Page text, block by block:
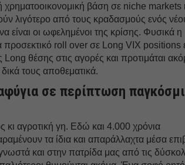
χρηματοοικονομική βάση σε niche
λιγότερο από τους κραδασμούς ενός
είναι οι ωφελημένοι της κρίσης. Φυσικά η
προσεκτικό roll over σε Long VIX positions
Long θέσης στις αγορές και προτιμάται
τους αποθεματικά.
σε περίπτωση
αγροτική γη. Εδώ και 4.000 χρόνια
τα ίδια και απαράλλαχτα μέσα
και στην πατρίδα μας από τις